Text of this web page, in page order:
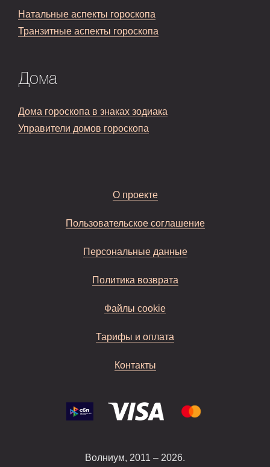
Натальные аспекты гороскопа
Транзитные аспекты гороскопа
Дома
Дома гороскопа в знаках зодиака
Управители домов гороскопа
О проекте
Пользовательское соглашение
Персональные данные
Политика возврата
Файлы cookie
Тарифы и оплата
Контакты
Волниум, 2011 – 2026.